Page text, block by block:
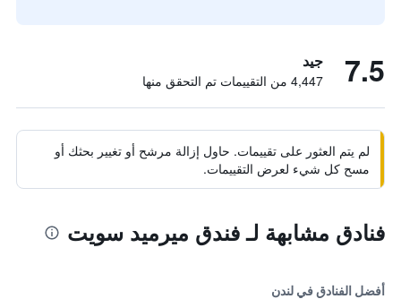
7.5 جيد
4,447 من التقييمات تم التحقق منها
لم يتم العثور على تقييمات. حاول إزالة مرشح أو تغيير بحثك أو
مسح كل شيء لعرض التقييمات.
فنادق مشابهة لـ فندق ميرميد سويت
أفضل الفنادق في لندن